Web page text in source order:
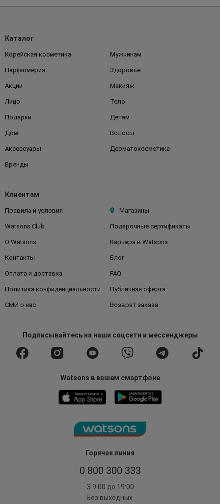
Горячая линия
0 800 300 333
З 9:00 до 19:00
Без выходных
Каталог
Корейская косметика Мужчинам
Парфюмерия Здоровье
Акции Макияж
Лицо Тело
Подарки Детям
Дом Волосы
Аксессуары Дерматокосметика
Бренды
Клиентам
Правила и условия Магазины
Watsons Club Подарочные сертификаты
О Watsons Карьера в Watsons
Контакты Блог
Оплата и доставка FAQ
Политика конфиденциальности Публичная оферта
СМИ о нас Возврат заказа
Подписывайтесьна наши соцсети и мессенджеры
Watsons в вашем смартфоне